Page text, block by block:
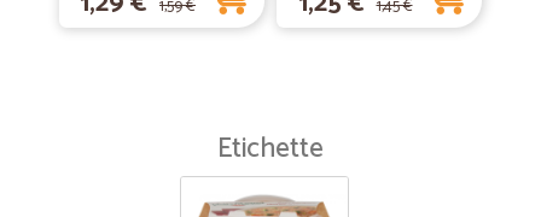
1,59 € 1,45 €
Etichette